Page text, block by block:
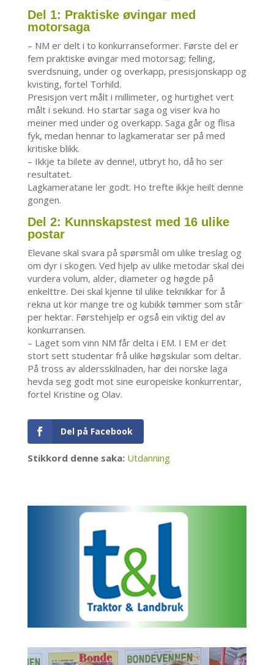
Del 1: Praktiske øvingar med
motorsaga
– NM er delt i to konkurranseformer. Første del er
fem praktiske øvingar med motorsag; felling,
sverdsnuing, under og overkapp, presisjonskapp og
kvisting, fortel Torhild.
Presisjon vert målt i millimeter, og hurtighet vert
målt i sekund. Ho startar saga og viser kva ho
meiner med under og overkapp. Saga går og flisa
fyk, medan hennar to lagkameratar ser på med
kritiske blikk.
– Ikkje ta bilete av denne!, utbryt ho, då ho ser
resultatet.
Lagkameratane ler godt. Ho trefte ikkje heilt denne
gongen.
Del 2: Kunnskapstest med 16 ulike
postar
Elevane skal svara på spørsmål om ulike treslag og
om dyr i skogen. Ved hjelp av ulike metodar skal dei
vurdera volum, alder, diameter og høgde på
enkelttre. Dei skal kjenne til ulike teknikkar for å
rekna ut kor mange tre og kubikk tømmer som står
per hektar. Førstehjelp er også ein viktig del av
konkurransen.
– Laget som vinn NM får delta i EM. I EM er det
stort sett studentar frå ulike høgskular som deltar.
På tross av aldersskilnaden, har dei norske laga
hevda seg godt mot sine europeiske konkurrentar,
fortel Kristine og Olav.
Del på Facebook
Stikkord denne saka: Utdanning